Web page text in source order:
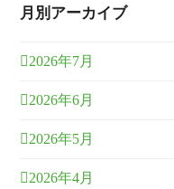
月別アーカイブ
2026年7月
2026年6月
2026年5月
2026年4月